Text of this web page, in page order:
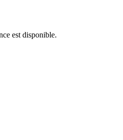
est disponible.